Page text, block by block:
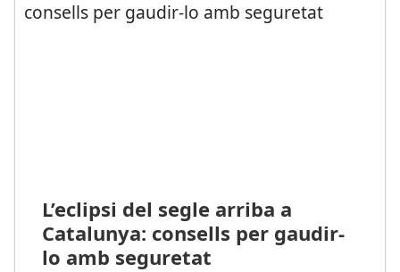
L’eclipsi del segle arriba a
Catalunya: consells per gaudir-
lo amb seguretat